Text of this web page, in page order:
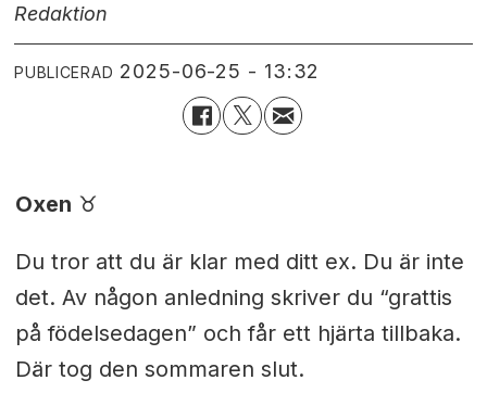
Redaktion
PUBLICERAD 2025-06-25 - 13:32
Oxen ♉︎
Du tror att du är klar med ditt ex. Du är inte
det. Av någon anledning skriver du “grattis
på födelsedagen” och får ett hjärta tillbaka.
Där tog den sommaren slut.